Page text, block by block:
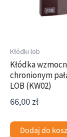
Kłódki lob
Kłódka
chronionym
LOB (KW02)
66,00 zł
Dodaj do